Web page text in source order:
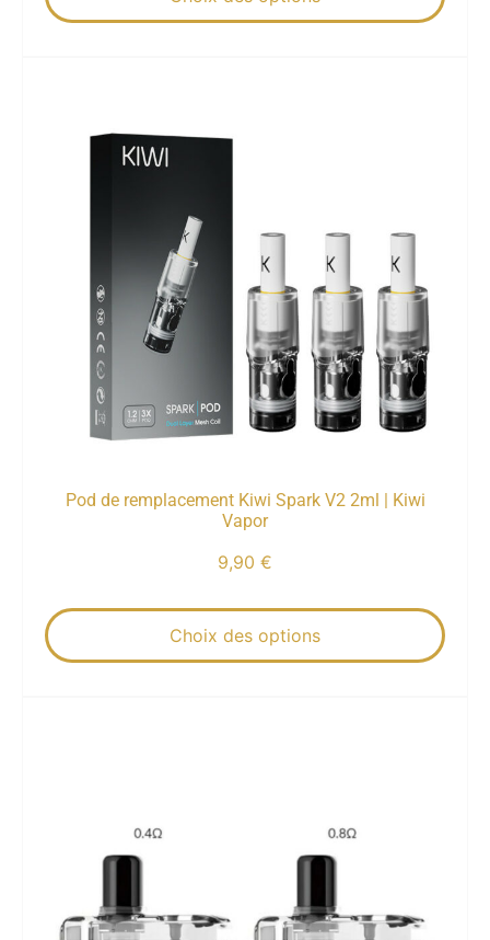
Pod de remplacement Kiwi Spark V2 2ml | Kiwi
Vapor
9,90 €
Choix des options